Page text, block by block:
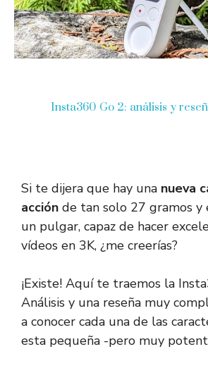
Insta360 Go 2: análisis y
Si te dijera que hay una nueva
acción de tan solo 27 gramos y
un pulgar, capaz de hacer
vídeos en 3K, ¿me creerías?
¡Existe! Aquí te traemos la
Análisis y una reseña muy
a conocer cada una de las
esta pequeña -pero muy